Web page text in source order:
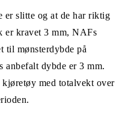
er slitte og at de har riktig
er kravet 3 mm, NAFs
til mønsterdybde på
anbefalt dybde er 3 mm.
med totalvekt over